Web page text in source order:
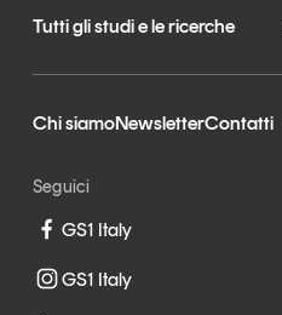
Tutti gli studi e le ricerche
Chi siamoNewsletterContatti
Seguici
GS1 Italy
GS1 Italy